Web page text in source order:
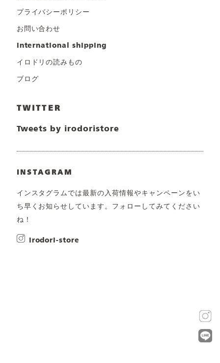
プライバシーポリシー
お問い合わせ
international shipping
イロドリの読みもの
ブログ
TWITTER
Tweets by irodoristore
INSTAGRAM
インスタグラムでは最新の入荷情報やキャンペーンをい
ち早くお知らせしています。フォローしてみてください
ね！
irodori-store